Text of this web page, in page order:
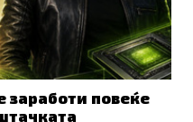
заработи повеќе